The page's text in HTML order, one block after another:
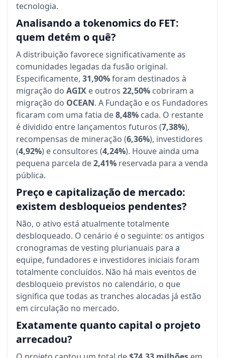
tecnologia.
Analisando a tokenomics do FET:
quem detém o quê?
A distribuição favorece significativamente as
comunidades legadas da fusão original.
Especificamente, 31,90%foram destinados à
migração do AGIX e outros 22,50% cobriram a
migração do OCEAN. A Fundação e os Fundadores
ficaram com uma fatia de8,48% cada. O restante
é dividido entre lançamentos futuros (7,38%),
recompensas de mineração (6,36%), investidores
(4,92%) e consultores (4,24%). Houve ainda uma
pequena parcela de2,41% reservada para a venda
pública.
Preço e capitalização de mercado:
existem desbloqueios pendentes?
Não, o ativo está atualmente totalmente
desbloqueado. O cenário é o seguinte: os antigos
cronogramas de vesting plurianuais para a
equipe, fundadores e investidores iniciais foram
totalmente concluídos. Não há mais eventos de
desbloqueio previstos no calendário, o que
significa que todas as tranches alocadas já estão
em circulação no mercado.
Exatamente quanto capital o projeto
arrecadou?